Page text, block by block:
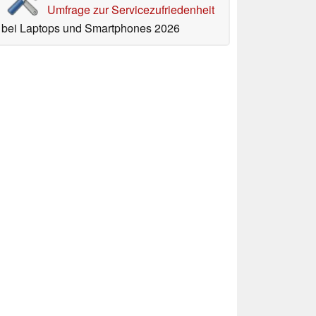
Umfrage zur Servicezufriedenheit
bei Laptops und Smartphones 2026